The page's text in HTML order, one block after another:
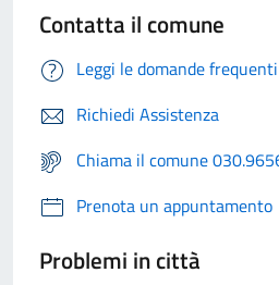
Contatta il comune
Leggi le domande frequenti
Richiedi Assistenza
Chiama il comune
Prenota un appuntamento
Problemi in città